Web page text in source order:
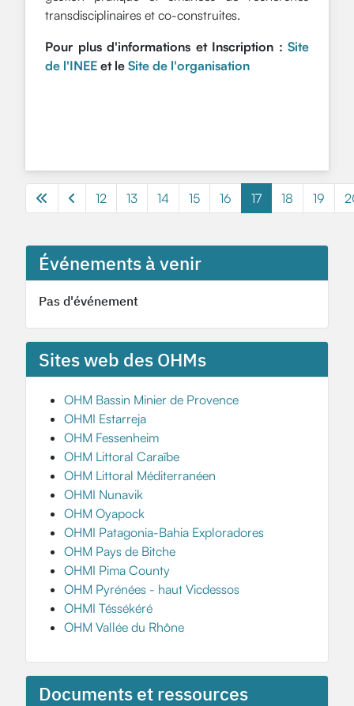
Événements à venir
Pas d'événement
Sites web des OHMs
OHM Bassin Minier de Provence
OHMI Estarreja
OHM Fessenheim
OHM Littoral Caraïbe
OHM Littoral Méditerranéen
OHMI Nunavik
OHM Oyapock
OHMI Patagonia-Bahia Exploradores
OHM Pays de Bitche
OHMI Pima County
OHM Pyrénées - haut Vicdessos
OHMI Téssékéré
OHM Vallée du Rhône
Documents et ressources
transdisciplinaires et co-construites.
Pour plus d'informations et Inscription : Site
de l'INEE et le Site de l'organisation
12 13 14 15 16 17 18 19